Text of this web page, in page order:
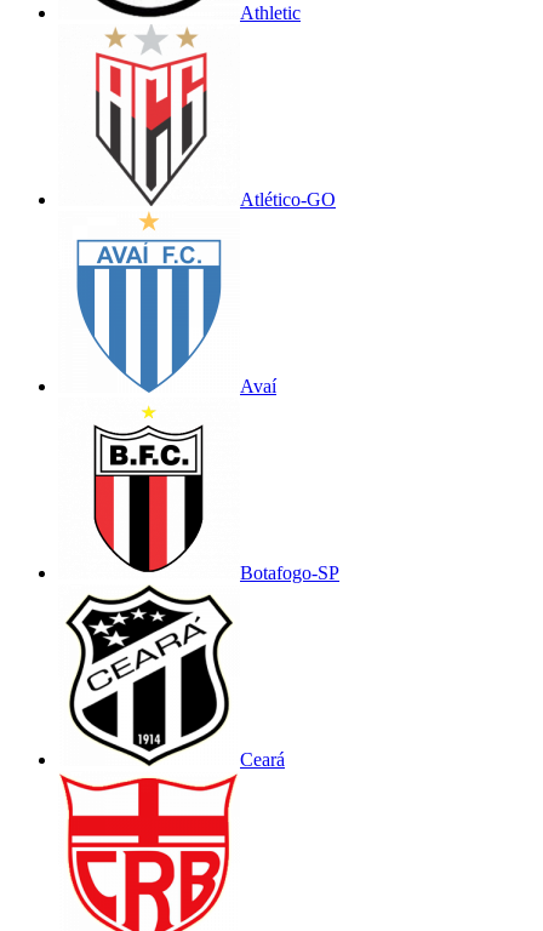
Athletic
Atlético-GO
Avaí
Botafogo-SP
Ceará